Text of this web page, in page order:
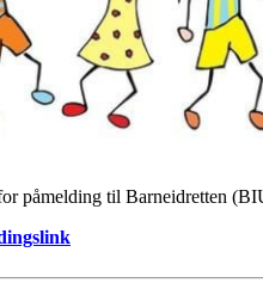
påmelding til Barneidretten